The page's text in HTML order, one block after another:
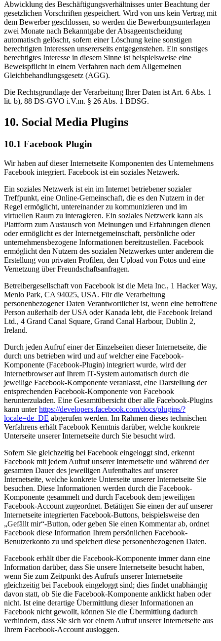
Abwicklung des Beschäftigungsverhältnisses unter Beachtung der
gesetzlichen Vorschriften gespeichert. Wird von uns kein Vertrag mit
dem Bewerber geschlossen, so werden die Bewerbungsunterlagen
zwei Monate nach Bekanntgabe der Absageentscheidung
automatisch gelöscht, sofern einer Löschung keine sonstigen
berechtigten Interessen unsererseits entgegenstehen. Ein sonstiges
berechtigtes Interesse in diesem Sinne ist beispielsweise eine
Beweispflicht in einem Verfahren nach dem Allgemeinen
Gleichbehandlungsgesetz (AGG).
Die Rechtsgrundlage der Verarbeitung Ihrer Daten ist Art. 6 Abs. 1
lit. b), 88 DS-GVO i.V.m. § 26 Abs. 1 BDSG.
10. Social Media Plugins
10.1 Facebook Plugin
Wir haben auf dieser Internetseite Komponenten des Unternehmens
Facebook integriert. Facebook ist ein soziales Netzwerk.
Ein soziales Netzwerk ist ein im Internet betriebener sozialer
Treffpunkt, eine Online-Gemeinschaft, die es den Nutzern in der
Regel ermöglicht, untereinander zu kommunizieren und im
virtuellen Raum zu interagieren. Ein soziales Netzwerk kann als
Plattform zum Austausch von Meinungen und Erfahrungen dienen
oder ermöglicht es der Internetgemeinschaft, persönliche oder
unternehmensbezogene Informationen bereitzustellen. Facebook
ermöglicht den Nutzern des sozialen Netzwerkes unter anderem die
Erstellung von privaten Profilen, den Upload von Fotos und eine
Vernetzung über Freundschaftsanfragen.
Betreibergesellschaft von Facebook ist die Meta Inc., 1 Hacker Way,
Menlo Park, CA 94025, USA. Für die Verarbeitung
personenbezogener Daten Verantwortlicher ist, wenn eine betroffene
Person außerhalb der USA oder Kanada lebt, die Facebook Ireland
Ltd., 4 Grand Canal Square, Grand Canal Harbour, Dublin 2,
Ireland.
Durch jeden Aufruf einer der Einzelseiten dieser Internetseite, die
durch uns betrieben wird und auf welcher eine Facebook-
Komponente (Facebook-Plugin) integriert wurde, wird der
Internetbrowser auf Ihrem IT-System automatisch durch die
jeweilige Facebook-Komponente veranlasst, eine Darstellung der
entsprechenden Facebook-Komponente von Facebook
herunterzuladen. Eine Gesamtübersicht über alle Facebook-Plugins
kann unterhttps://developers.facebook.com/docs/plugins/?
locale=de_DE abgerufen werden. Im Rahmen dieses technischen
Verfahrens erhält Facebook Kenntnis darüber, welche konkrete
Unterseite unserer Internetseite durch Sie besucht wird.
Sofern Sie gleichzeitig bei Facebook eingeloggt sind, erkennt
Facebook mit jedem Aufruf unserer Internetseite und während der
gesamten Dauer des jeweiligen Aufenthaltes auf unserer
Internetseite, welche konkrete Unterseite unserer Internetseite Sie
besuchen. Diese Informationen werden durch die Facebook-
Komponente gesammelt und durch Facebook dem jeweiligen
Facebook-Account zugeordnet. Betätigen Sie einen der auf unserer
Internetseite integrierten Facebook-Buttons, beispielsweise den
„Gefällt mir“-Button, oder geben Sie einen Kommentar ab, ordnet
Facebook diese Information Ihrem persönlichen Facebook-
Benutzerkonto zu und speichert diese personenbezogenen Daten.
Facebook erhält über die Facebook-Komponente immer dann eine
Information darüber, dass Sie unsere Internetseite besucht haben,
wenn Sie zum Zeitpunkt des Aufrufs unserer Internetseite
gleichzeitig bei Facebook eingeloggt sind; dies findet unabhängig
davon statt, ob Sie die Facebook-Komponente anklickt haben oder
nicht. Ist eine derartige Übermittlung dieser Informationen an
Facebook nicht gewollt, können Sie die Übermittlung dadurch
verhindern, dass Sie sich vor einem Aufruf unserer Internetseite aus
Ihrem Facebook-Account ausloggen.